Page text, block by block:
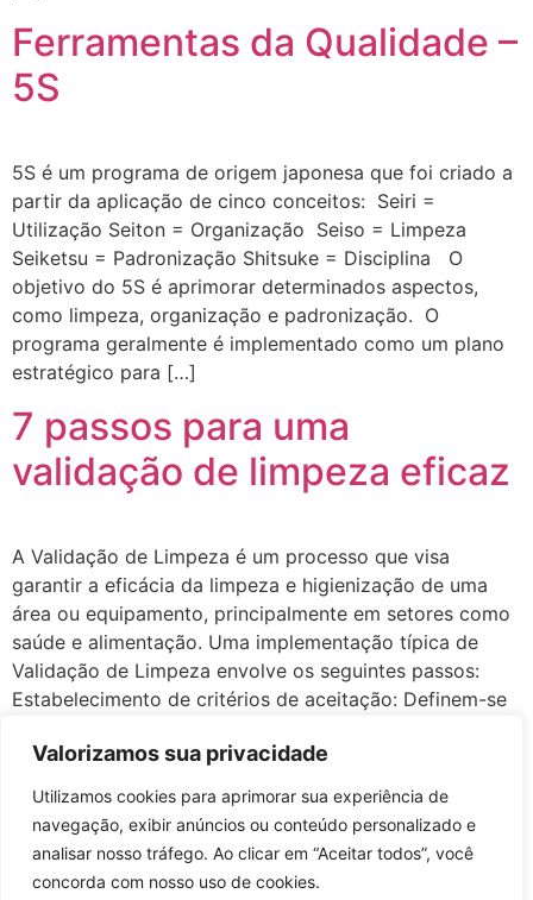
Valorizamos sua privacidade
Utilizamos cookies para aprimorar sua experiência de
navegação, exibir anúncios ou conteúdo personalizado e
analisar nosso tráfego. Ao clicar em “Aceitar todos”, você
concorda com nosso uso de cookies.
Ferramentas da Qualidade –
5S
5S é um programa de origem japonesa que foi criado a
partir da aplicação de cinco conceitos: Seiri =
Utilização Seiton = Organização Seiso = Limpeza
Seiketsu = Padronização Shitsuke = Disciplina O
objetivo do 5S é aprimorar determinados aspectos,
como limpeza, organização e padronização. O
programa geralmente é implementado como um plano
estratégico para […]
7 passos para uma
validação de limpeza eficaz
A Validação de Limpeza é um processo que visa
garantir a eficácia da limpeza e higienização de uma
área ou equipamento, principalmente em setores como
saúde e alimentação. Uma implementação típica de
Validação de Limpeza envolve os seguintes passos:
Estabelecimento de critérios de aceitação: Definem-se
considerar a […]